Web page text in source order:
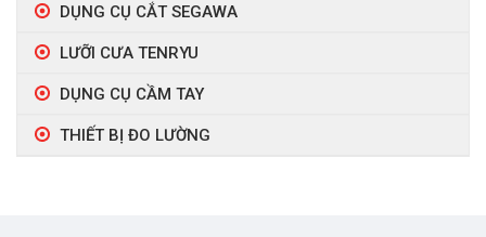
DỤNG CỤ CẮT SEGAWA
LƯỠI CƯA TENRYU
DỤNG CỤ CẦM TAY
THIẾT BỊ ĐO LƯỜNG